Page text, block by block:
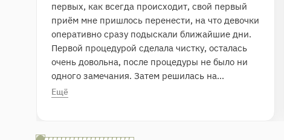
первых, как всегда происходит, свой первый
приём мне пришлось перенести, на что девочки
оперативно сразу подыскали ближайшие дни.
Первой процедурой сделала чистку, осталась
очень довольна, после процедуры не было ни
одного замечания. Затем решилась на
процедуру: лазерная депиляции, долго не
Ещё